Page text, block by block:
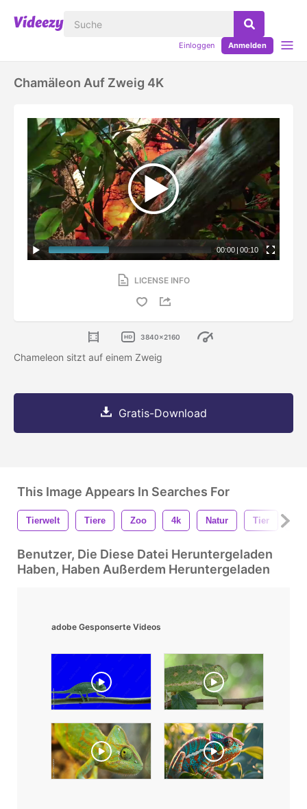
Einloggen Anmelden
Chamäleon Auf Zweig 4K
00:00 | 00:10
LICENSE INFO
3840x2160
Chameleon sitzt auf einem Zweig
Gratis-Download
This Image Appears In Searches For
Tierwelt Tiere Zoo 4k Natur Tier
Benutzer, Die Diese Datei Heruntergeladen
Haben, Haben Außerdem Heruntergeladen
adobe Gesponserte Videos